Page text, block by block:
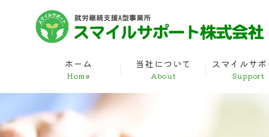
ホーム
Home
当社について
About
スマイルサポ
Support